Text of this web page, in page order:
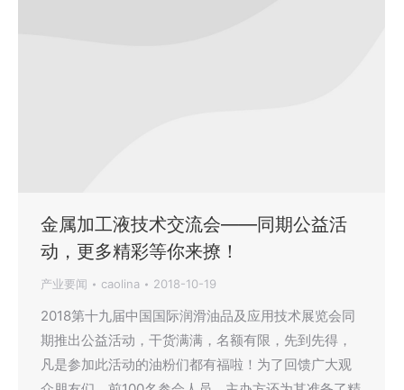
金属加工液技术交流会——同期公益活
动，更多精彩等你来撩！
产业要闻 caolina 2018-10-19
2018第十九届中国国际润滑油品及应用技术展览会同
期推出公益活动，干货满满，名额有限，先到先得，
凡是参加此活动的油粉们都有福啦！为了回馈广大观